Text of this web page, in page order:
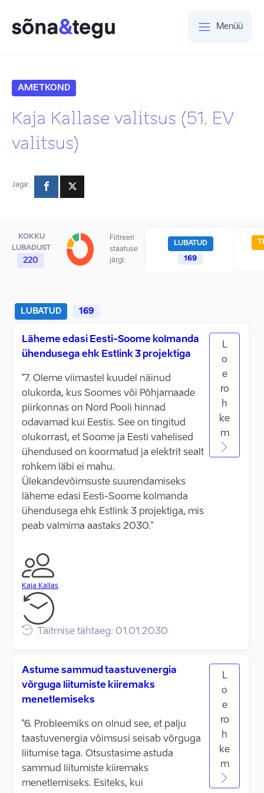
Menüü
AMETKOND
Kaja Kallase valitsus (51. EV
valitsus)
Jaga:
KOKKU
LUBADUST
220
Filtreeri
staatuse
järgi:
LUBATUD
169
LUBATUD 169
Läheme edasi Eesti-Soome kolmanda
ühendusega ehk Estlink 3 projektiga
"7. Oleme viimastel kuudel näinud
olukorda, kus Soomes või Põhjamaade
piirkonnas on Nord Pooli hinnad
odavamad kui Eestis. See on tingitud
olukorrast, et Soome ja Eesti vahelised
ühendused on koormatud ja elektrit sealt
rohkem läbi ei mahu.
Ülekandevõimsuste suurendamiseks
läheme edasi Eesti-Soome kolmanda
ühendusega ehk Estlink 3 projektiga, mis
peab valmima aastaks 2030."
Kaja Kallas
Täitmise tähtaeg: 01.01.2030
L
o
e
ro
h
ke
m
Astume sammud taastuvenergia
võrguga liitumiste kiiremaks
menetlemiseks
"6. Probleemiks on olnud see, et palju
taastuvenergia võimsusi seisab võrguga
liitumise taga. Otsustasime astuda
sammud liitumiste kiiremaks
menetlemiseks. Esiteks, kui
L
o
e
ro
h
ke
m